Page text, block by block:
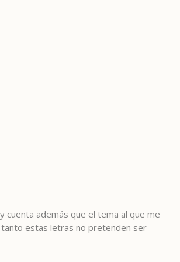
cuenta además que el tema al que me
estas letras no pretenden ser